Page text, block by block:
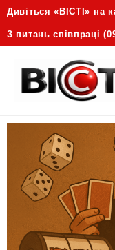
Дивіться «ВІСТІ» на
З питань співпраці